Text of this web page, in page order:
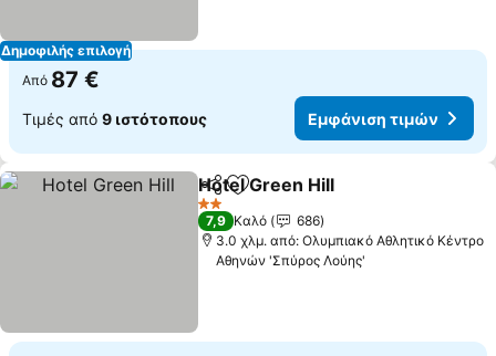
Δημοφιλής επιλογή
Από 87 €
Τιμές από 9 ιστότοπους Εμφάνιση τιμών
Κοινοποίηση
Προσθήκη στα αγαπημένα
Hotel Green Hill
2 Αστέρια
7,9 Καλό
686
3.0 χλμ. από: Ολυμπιακό Αθλητικό Κέντρο
Αθηνών 'Σπύρος Λούης'